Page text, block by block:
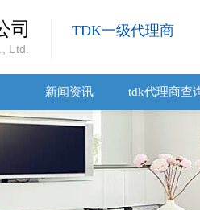
司
Ltd.
TDK一级代理商
新闻资讯 tdk代理商查